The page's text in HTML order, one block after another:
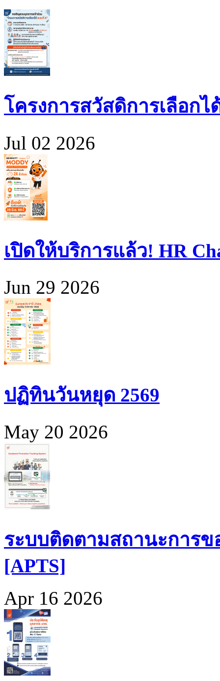
โครงการสวัสดิการเลือกไ
Jul 02 2026
เปิดให้บริการแล้ว! HR
Jun 29 2026
ปฏิทินวันหยุด 2569
May 20 2026
ระบบติดตามสถานะการ
[APTS]
Apr 16 2026